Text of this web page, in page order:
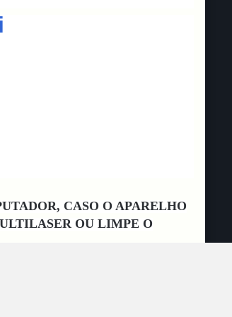
CASO O APARELHO
OU LIMPE O